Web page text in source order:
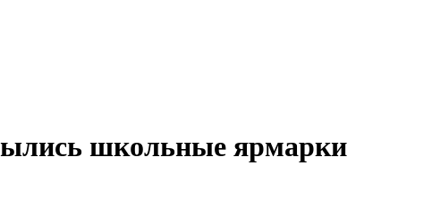
школьные ярмарки